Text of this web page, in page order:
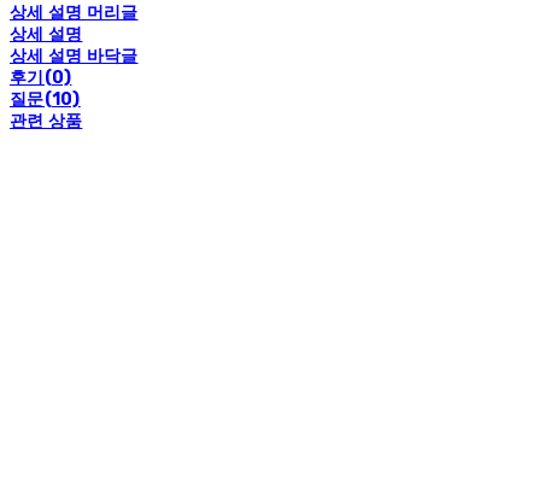
상세 설명 머리글
상세 설명
상세 설명 바닥글
후기(0)
질문(10)
관련 상품